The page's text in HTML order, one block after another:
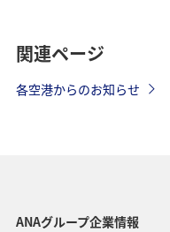
関連ページ
各空港からのお知らせ
ANAグループ企業情報